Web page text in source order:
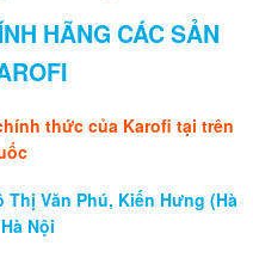
HÃNG CÁC SẢN
thức của Karofi tại trên
Văn Phú, Kiến Hưng (Hà
Nội